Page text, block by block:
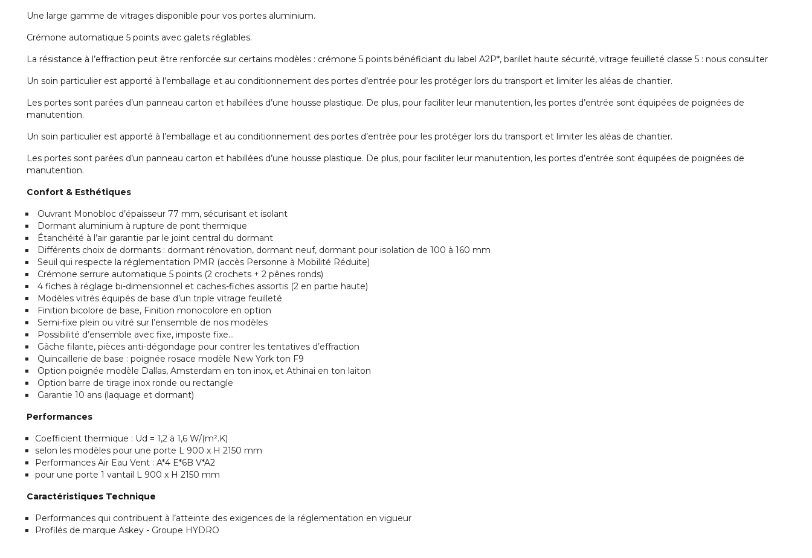
Une large gamme de vitrages disponible pour vos portes aluminium.
Crémone automatique 5 points avec galets réglables.
La résistance à l’effraction peut être renforcée sur certains modèles : crémone 5 points bénéficiant du label A2P*, barillet haute sécurité, vitrage feuilleté classe 5 : nous consulter
Un soin particulier est apporté à l’emballage et au conditionnement des portes d’entrée pour les protéger lors du transport et limiter les aléas de chantier.
Les portes sont parées d’un panneau carton et habillées d’une housse plastique. De plus, pour faciliter leur manutention, les portes d’entrée sont équipées de poignées de
manutention.
Un soin particulier est apporté à l’emballage et au conditionnement des portes d’entrée pour les protéger lors du transport et limiter les aléas de chantier.
Les portes sont parées d’un panneau carton et habillées d’une housse plastique. De plus, pour faciliter leur manutention, les portes d’entrée sont équipées de poignées de
manutention.
Confort & Esthétiques
Ouvrant Monobloc d’épaisseur 77 mm, sécurisant et isolant
Dormant aluminium à rupture de pont thermique
Étanchéité à l’air garantie par le joint central du dormant
Différents choix de dormants : dormant rénovation, dormant neuf, dormant pour isolation de 100 à 160 mm
Seuil qui respecte la réglementation PMR (accès Personne à Mobilité Réduite)
Crémone serrure automatique 5 points (2 crochets + 2 pênes ronds)
4 fiches à réglage bi-dimensionnel et caches-fiches assortis (2 en partie haute)
Modèles vitrés équipés de base d’un triple vitrage feuilleté
Finition bicolore de base, Finition monocolore en option
Semi-fixe plein ou vitré sur l’ensemble de nos modèles
Possibilité d’ensemble avec fixe, imposte fixe...
Gâche filante, pièces anti-dégondage pour contrer les tentatives d’effraction
Quincaillerie de base : poignée rosace modèle New York ton F9
Option poignée modèle Dallas, Amsterdam en ton inox, et Athinai en ton laiton
Option barre de tirage inox ronde ou rectangle
Garantie 10 ans (laquage et dormant)
Performances
Coefficient thermique : Ud = 1,2 à 1,6 W/(m².K)
selon les modèles pour une porte L 900 x H 2150 mm
Performances Air Eau Vent : A*4 E*6B V*A2
pour une porte 1 vantail L 900 x H 2150 mm
Caractéristiques Technique
Performances qui contribuent à l’atteinte des exigences de la réglementation en vigueur
Profilés de marque Askey - Groupe HYDRO